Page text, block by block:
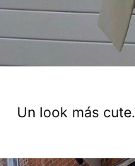
Un look más cute.